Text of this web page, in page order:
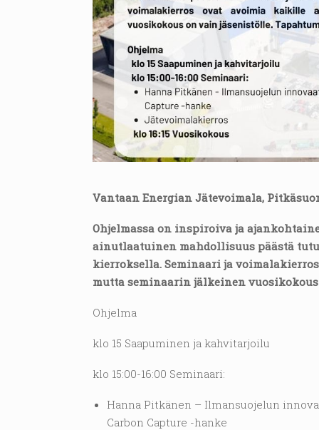
Vantaan Energian Jätevoimala,
Ohjelmassa on inspiroiva ja
ainutlaatuinen mahdollisuus päästä
kierroksella. Seminaari ja
mutta seminaarin jälkeinen
Ohjelma
klo 15 Saapuminen ja kahvitarjoilu
klo 15:00-16:00 Seminaari:
Hanna Pitkänen – Ilmansuojelun
Carbon Capture -hanke